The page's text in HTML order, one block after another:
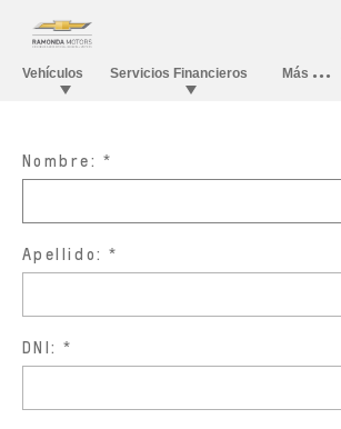
Nombre:
Apellido:
DNI: